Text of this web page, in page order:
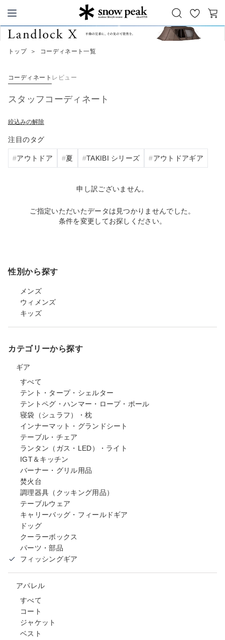
Snow Peak
お
気
カ
トップ ＞ コーディネート一覧
コーディネート レビュー
スタッフコーディネート
絞込みの解除
注目のタグ
アウトドア 夏 TAKIBI シリーズ アウトドアギア
申し訳ございません。
ご指定いただいたデータは見つかりませんでした。
条件を変更してお探しください。
性別から探す
メンズ
ウィメンズ
キッズ
カテゴリーから探す
ギア
すべて
テント・タープ・シェルター
テントペグ・ハンマー・ロープ・ポール
寝袋（シュラフ）・枕
インナーマット・グランドシート
テーブル・チェア
ランタン（ガス・LED）・ライト
IGT＆キッチン
バーナー・グリル用品
焚火台
調理器具（クッキング用品）
テーブルウェア
キャリーバッグ・フィールドギア
ドッグ
クーラーボックス
パーツ・部品
フィッシングギア
アパレル
すべて
コート
ジャケット
ベスト